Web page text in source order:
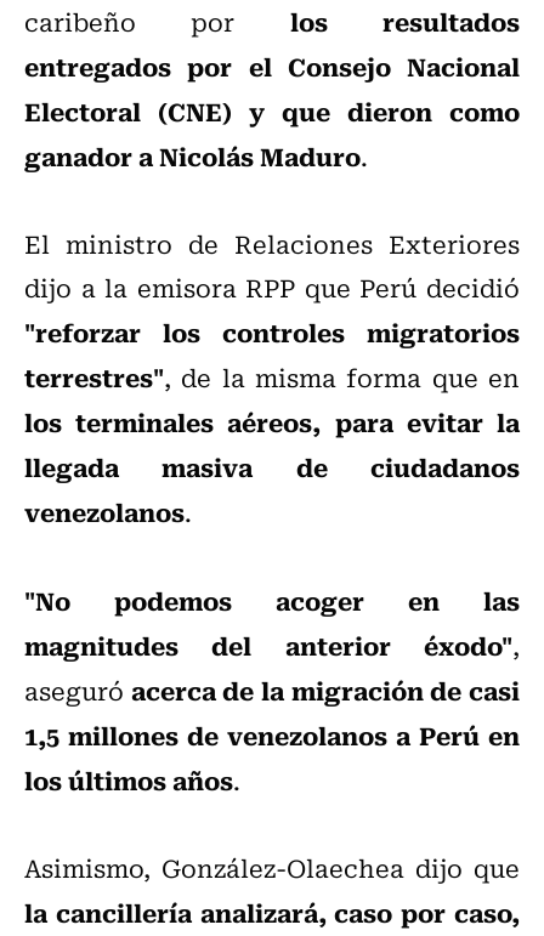
caribeño por los resultados
entregados por el Consejo Nacional
Electoral (CNE) y que dieron como
ganador a Nicolás Maduro.
El ministro de Relaciones Exteriores
dijo a la emisora RPP que Perú decidió
"reforzar los controles migratorios
terrestres", de la misma forma que en
los terminales aéreos, para evitar la
llegada masiva de ciudadanos
venezolanos.
"No podemos acoger en las
magnitudes del anterior éxodo",
aseguró acerca de la migración de casi
1,5 millones de venezolanos a Perú en
los últimos años.
Asimismo, González-Olaechea dijo que
la cancillería analizará, caso por caso,